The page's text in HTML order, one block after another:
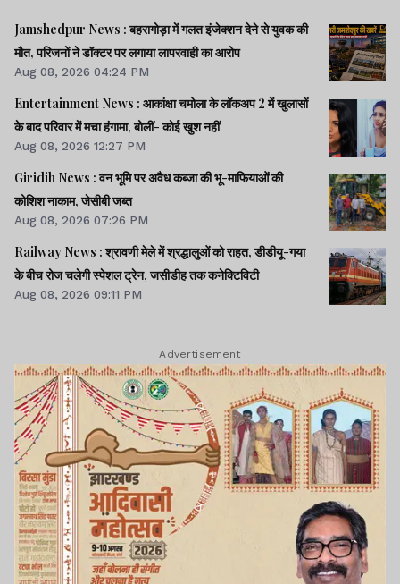
Jamshedpur News : बहरागोड़ा में गलत इंजेक्शन देने से युवक की
मौत, परिजनों ने डॉक्टर पर लगाया लापरवाही का आरोप
Aug 08, 2026 04:24 PM
Entertainment News : आकांक्षा चमोला के लॉकअप 2 में खुलासों
के बाद परिवार में मचा हंगामा, बोलीं- कोई खुश नहीं
Aug 08, 2026 12:27 PM
Giridih News : वन भूमि पर अवैध कब्जा की भू-माफियाओं की
कोशिश नाकाम, जेसीबी जब्त
Aug 08, 2026 07:26 PM
Railway News : श्रावणी मेले में श्रद्धालुओं को राहत, डीडीयू-गया
के बीच रोज चलेगी स्पेशल ट्रेन, जसीडीह तक कनेक्टिविटी
Aug 08, 2026 09:11 PM
Advertisement